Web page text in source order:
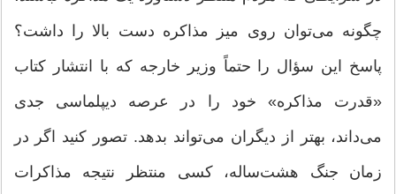
چگونه می‌توان روی میز مذاکره دست بالا را داشت؟
پاسخ این سؤال را حتماً وزیر خارجه که با انتشار کتاب
«قدرت مذاکره‌» خود را در عرصه دیپلماسی جدی
می‌داند، بهتر از دیگران می‌تواند بدهد. تصور کنید اگر در
زمان جنگ هشت‌ساله، کسی منتظر نتیجه مذاکرات